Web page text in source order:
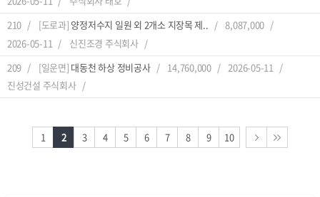
210
[도로과] 양정저수지 일원 외 2개소 지장목 제..
8,087,000
2026-05-11
신진조경 주식회사
209
[일운면] 대동천 하상 정비공사 14,760,000
2026-05-11
진성건설 주식회사
1 2 3 4 5 6 7 8 9 10